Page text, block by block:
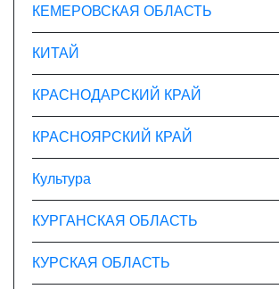
КЕМЕРОВСКАЯ ОБЛАСТЬ
КИТАЙ
КРАСНОДАРСКИЙ КРАЙ
КРАСНОЯРСКИЙ КРАЙ
Культура
КУРГАНСКАЯ ОБЛАСТЬ
КУРСКАЯ ОБЛАСТЬ